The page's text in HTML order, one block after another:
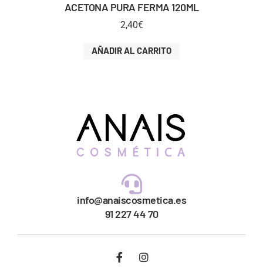
ACETONA PURA FERMA 120ML
2,40€
AÑADIR AL CARRITO
info@anaiscosmetica.es
91 227 44 70